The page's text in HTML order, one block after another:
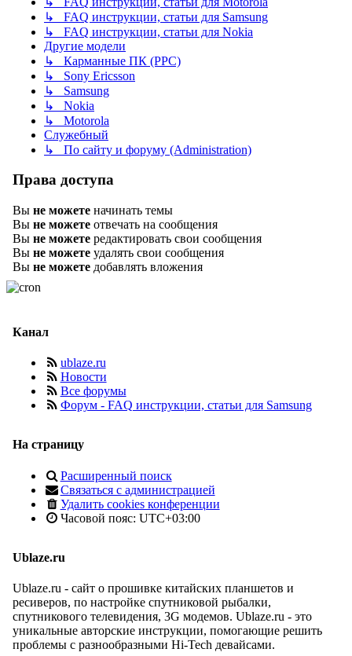
↳ FAQ инструкции, статьи для Samsung
↳ FAQ инструкции, статьи для Nokia
Другие модели
↳ Карманные ПК (PPC)
↳ Sony Ericsson
↳ Samsung
↳ Nokia
↳ Motorola
Служебный
↳ По сайту и форуму (Administration)
Права доступа
Вы не можете начинать темы
Вы не можете отвечать на сообщения
Вы не можете редактировать свои сообщения
Вы не можете удалять свои сообщения
Вы не можете добавлять вложения
Канал
ublaze.ru
Новости
Все форумы
Форум - FAQ инструкции, статьи для Samsung
На страницу
Расширенный поиск
Связаться с администрацией
Удалить cookies конференции
Часовой пояс: UTC+03:00
Ublaze.ru
Ublaze.ru - сайт о прошивке китайских планшетов и
ресиверов, по настройке спутниковой рыбалки,
спутникового телевидения, 3G модемов. Ublaze.ru - это
уникальные авторские инструкции, помогающие решить
проблемы с разнообразными Hi-Tech девайсами.